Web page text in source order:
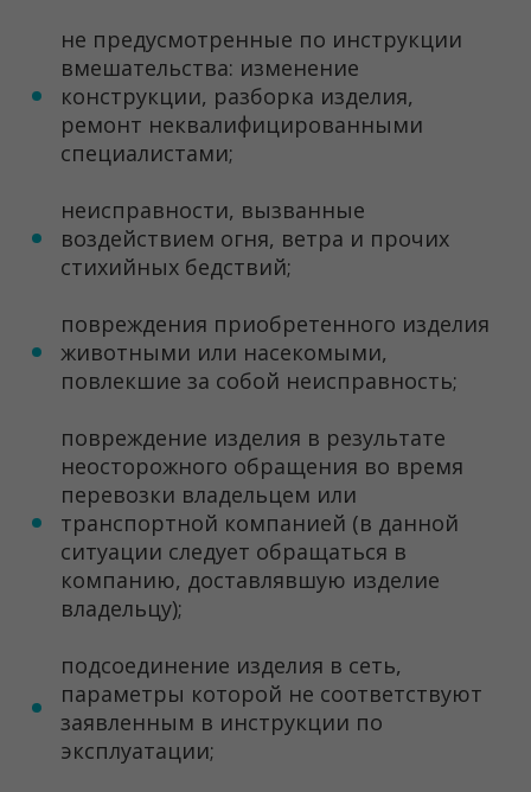
не предусмотренные по инструкции
вмешательства: изменение
конструкции, разборка изделия,
ремонт неквалифицированными
специалистами;
неисправности, вызванные
воздействием огня, ветра и прочих
стихийных бедствий;
повреждения приобретенного изделия
животными или насекомыми,
повлекшие за собой неисправность;
повреждение изделия в результате
неосторожного обращения во время
перевозки владельцем или
транспортной компанией (в данной
ситуации следует обращаться в
компанию, доставлявшую изделие
владельцу);
подсоединение изделия в сеть,
параметры которой не соответствуют
заявленным в инструкции по
эксплуатации;